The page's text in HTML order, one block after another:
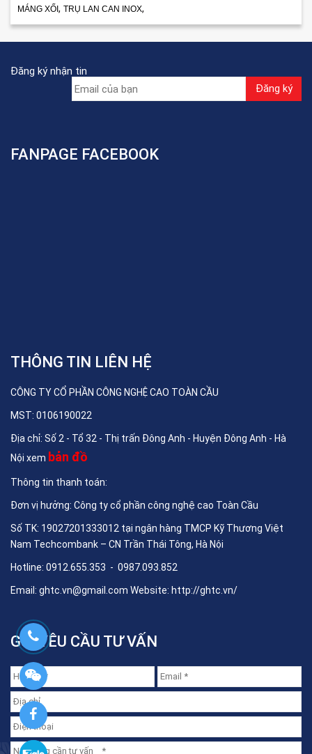
MÁNG XỐI , TRỤ LAN CAN INOX,
Đăng ký nhận tin
FANPAGE FACEBOOK
THÔNG TIN LIÊN HỆ
CÔNG TY CỔ PHẦN CÔNG NGHỆ CAO TOÀN CẦU
MST: 0106190022
Địa chỉ: Số 2 - Tổ 32 - Thị trấn Đông Anh - Huyện Đông Anh - Hà
Nội xem bản đồ
Thông tin thanh toán:
Đơn vị hưởng: Công ty cổ phần công nghệ cao Toàn Cầu
Số TK: 19027201333012 tại ngân hàng TMCP Kỹ Thương Việt
Nam Techcombank – CN Trần Thái Tông, Hà Nội
Hotline: 0912.655.353 - 0987.093.852
Email: ghtc.vn@gmail.com Website: http://ghtc.vn/
GỬI YÊU CẦU TƯ VẤN